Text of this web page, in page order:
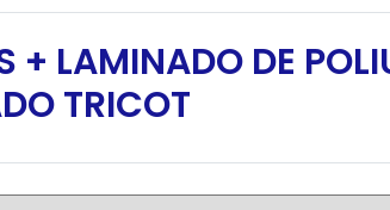
+ LAMINADO DE
TRICOT